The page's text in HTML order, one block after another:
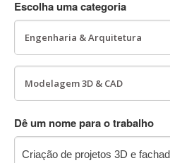
Escolha uma categoria
Dê um nome para o trabalho